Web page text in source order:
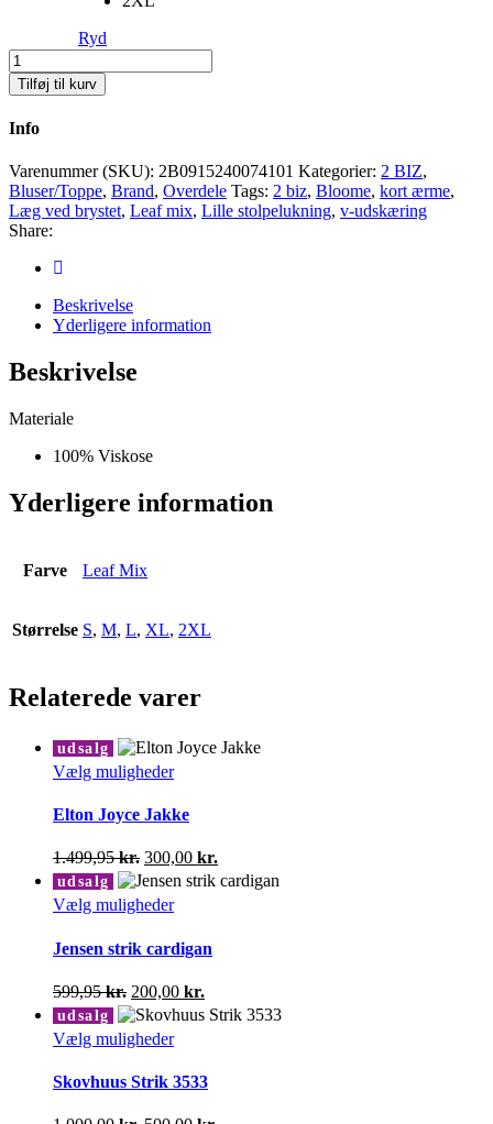
Ryd
2Biz
Leaf
Mix
Bluse
Tilføj til kurv
Info
Varenummer (SKU): 2B0915240074101 Kategorier: 2 BIZ,
Bluser/Toppe, Brand, Overdele Tags: 2 biz, Bloome, kort ærme,
Læg ved brystet, Leaf mix, Lille stolpelukning, v-udskæring
Share:
Beskrivelse
Yderligere information
Beskrivelse
Materiale
100% Viskose
Yderligere information
Farve Leaf Mix
Størrelse S, M, L, XL, 2XL
Relaterede varer
udsalg
Vælg mulighederDette
har
varianter.
Mulighederne
kan
vælges
varesiden
Elton Joyce Jakke
1.499,95kr. Den
oprindelige
pris
var:
300,00 kr.
aktuelle
udsalg
Vælg mulighederDette
har
flere
varianter.
Mulighederne
kan
vælges
varesiden
Jensen strik cardigan
599,95kr. Den
oprindelige
pris
var:
200,00 kr.
aktuelle
udsalg
Vælg mulighederDette
har
varianter.
Skovhuus Strik 3533